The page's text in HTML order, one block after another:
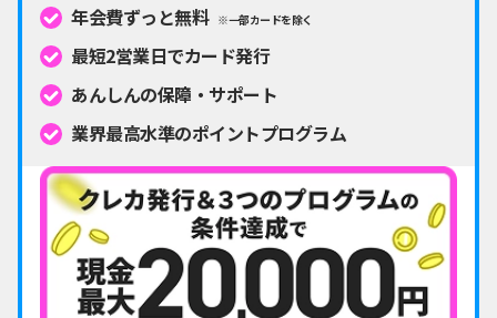
年会費ずっと無料 ※一部カードを除く
最短2営業日でカード発行
あんしんの保障・サポート
業界最高水準のポイントプログラム